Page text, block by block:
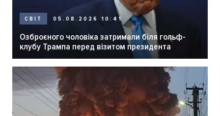
СВІТ 05.08.2026 10:41
Озброєного чоловіка затримали біля гольф-
клубу Трампа перед візитом президента